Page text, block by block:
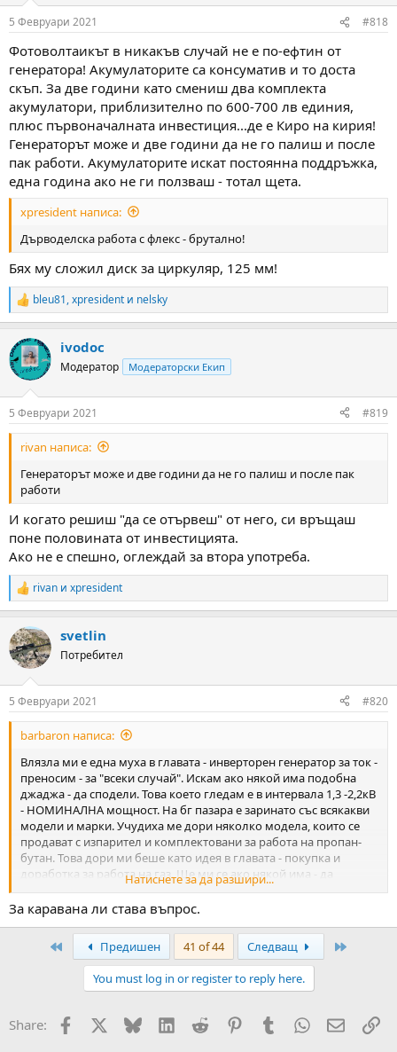
s
5 Февруари 2021 #818
Фотоволтаикът в никакъв случай не е по-ефтин от
генератора! Акумулаторите са консуматив и то доста
скъп. За две години като смениш два комплекта
акумулатори, приблизително по 600-700 лв единия,
плюс първоначалната инвестиция...де е Киро на кирия!
Генераторът може и две години да не го палиш и после
пак работи. Акумулаторите искат постоянна поддръжка,
една година ако не ги ползваш - тотал щета.
xpresident написа:
Дърводелска работа с флекс - брутално!
Бях му сложил диск за циркуляр, 125 мм!
R
e
c
t
i
s
:
bleu81,xpresident и nelsky
ivodoc
Модератор Модераторски Екип
5 Февруари 2021 #819
rivan написа:
Генераторът може и две години да не го палиш и после пак
работи
И когато решиш "да се отървеш" от него, си връщаш
поне половината от инвестицията.
Ако не е спешно, оглеждай за втора употреба.
R
e
c
t
i
s
:
rivan и xpresident
svetlin
Потребител
5 Февруари 2021 #820
barbaron написа:
Влязла ми е една муха в главата - инверторен генератор за ток -
преносим - за "всеки случай". Искам ако някой има подобна
джаджа - да сподели. Това което гледам е в интервала 1,3 -2,2кВ
- НОМИНАЛНА мощност. На бг пазара е заринато със всякакви
модели и марки. Учудиха ме дори няколко модела, които се
продават с изпарител и комплектовани за работа на пропан-
бутан. Това дори ми беше като идея в главата - покупка и
доработка за работа на газ. Ще ми се ако някой има - да
сподели впечатление и евентуални тестове.
Предварително благодаря!
Натиснете за да разшири...
За каравана ли става въпрос.
Предишен 41 of 44 Следващ
You must log in or register to reply here.
Share: Facebook Bluesky LinkedInReddit PinterestTumblrWhatsApp
Email